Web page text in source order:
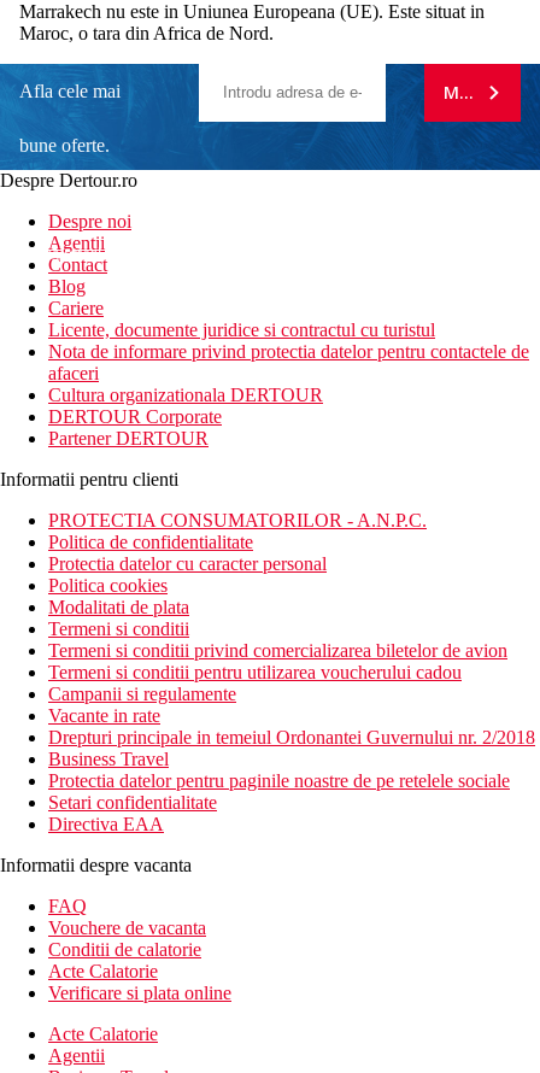
Marrakech nu este in Uniunea Europeana (UE). Este situat in
Maroc, o tara din Africa de Nord.
Afla cele mai
bune oferte.
newsletter!
MA
Despre Dertour.ro
Despre noi
Agentii
Contact
Blog
Cariere
Licente, documente juridice si contractul cu turistul
Nota de informare privind protectia datelor pentru contactele de
afaceri
Cultura organizationala DERTOUR
DERTOUR Corporate
Partener DERTOUR
Informatii pentru clienti
PROTECTIA CONSUMATORILOR - A.N.P.C.
Politica de confidentialitate
Protectia datelor cu caracter personal
Politica cookies
Modalitati de plata
Termeni si conditii
Termeni si conditii privind comercializarea biletelor de avion
Termeni si conditii pentru utilizarea voucherului cadou
Campanii si regulamente
Vacante in rate
Drepturi principale in temeiul Ordonantei Guvernului nr. 2/2018
Business Travel
Protectia datelor pentru paginile noastre de pe retelele sociale
Setari confidentialitate
Directiva EAA
Informatii despre vacanta
FAQ
Vouchere de vacanta
Conditii de calatorie
Acte Calatorie
Verificare si plata online
Acte Calatorie
Agentii